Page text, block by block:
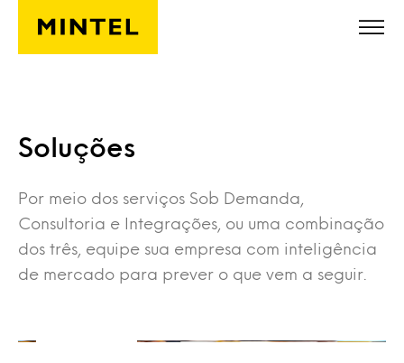
Skip to main content
Soluções
Por meio dos serviços Sob Demanda,
Consultoria e Integrações, ou uma combinação
dos três, equipe sua empresa com inteligência
de mercado para prever o que vem a seguir.
Mintel Sob Demanda
Pronto quando você estiver
Mintel Consultoria